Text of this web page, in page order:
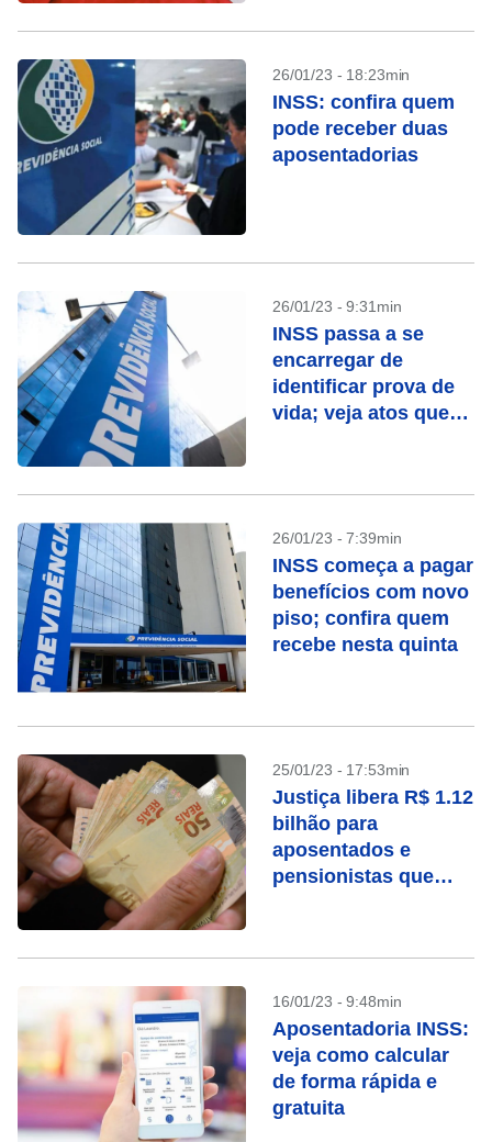
26/01/23 - 18:23min
INSS: confira quem
pode receber duas
aposentadorias
26/01/23 - 9:31min
INSS passa a se
encarregar de
identificar prova de
vida; veja atos que
26/01/23 - 7:39min
INSS começa a pagar
benefícios com novo
piso; confira quem
recebe nesta quinta
25/01/23 - 17:53min
Justiça libera R$ 1.12
bilhão para
aposentados e
pensionistas que
16/01/23 - 9:48min
Aposentadoria INSS:
veja como calcular
de forma rápida e
gratuita